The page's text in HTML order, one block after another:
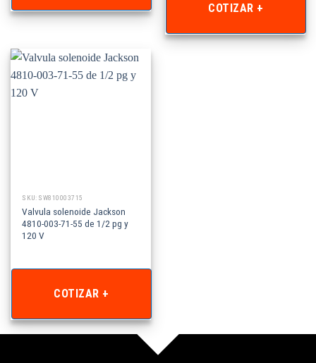
COTIZAR +
SKU: SW810003715
Valvula solenoide Jackson
4810-003-71-55 de 1/2 pg y
120 V
COTIZAR +